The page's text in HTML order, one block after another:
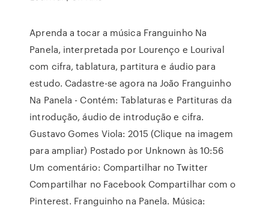
Aprenda a tocar a música Franguinho Na
Panela, interpretada por Lourenço e Lourival
com cifra, tablatura, partitura e áudio para
estudo. Cadastre-se agora na João Franguinho
Na Panela - Contém: Tablaturas e Partituras da
introdução, áudio de introdução e cifra.
Gustavo Gomes Viola: 2015 (Clique na imagem
para ampliar) Postado por Unknown às 10:56
Um comentário: Compartilhar no Twitter
Compartilhar no Facebook Compartilhar com o
Pinterest. Franguinho na Panela. Música: